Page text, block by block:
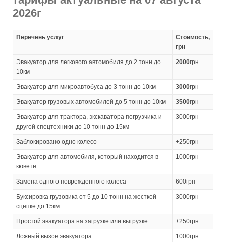
2026г
Перечень услуг
Стоимость,
грн
Эвакуатор для легкового автомобиля до 2 тонн до
10км
2000грн
Эвакуатор для микроавтобуса до 3 тонн до 10км 3000грн
Эвакуатор грузовых автомобилей до 5 тонн до 10км 3500грн
Эвакуатор для трактора, экскаватора погрузчика и
другой спецтехники до 10 тонн до 15км
3000грн
Заблокировано одно колесо +250грн
Эвакуатор для автомобиля, который находится в
кювете
1000грн
Замена одного поврежденного колеса 600грн
Буксировка грузовика от 5 до 10 тонн на жесткой
сцепке до 15км
3000грн
Простой эвакуатора на загрузке или выгрузке +250грн
Ложный вызов эвакуатора 1000грн